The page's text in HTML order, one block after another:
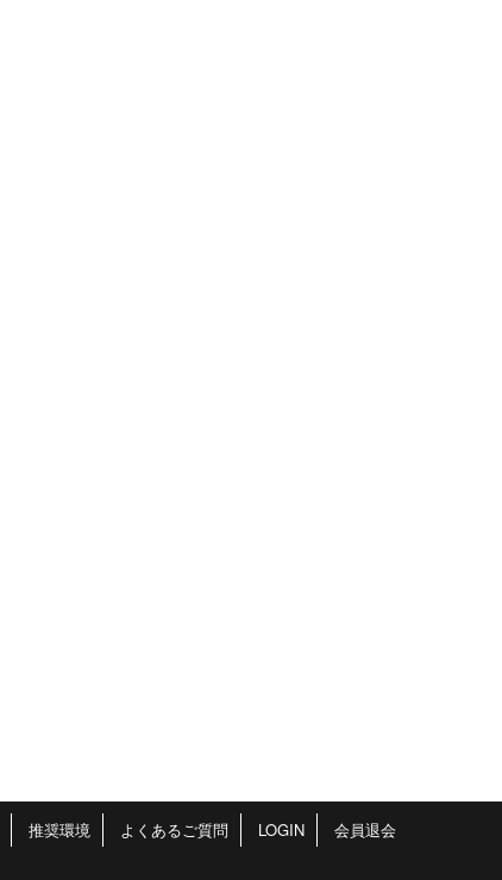
推奨環境 よくあるご質問 LOGIN 会員退会